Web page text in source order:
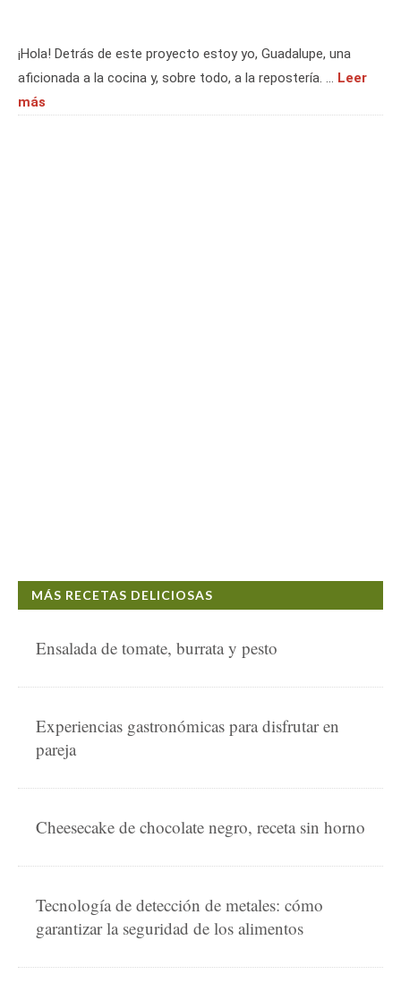
¡Hola! Detrás de este proyecto estoy yo, Guadalupe, una
aficionada a la cocina y, sobre todo, a la repostería. … Leer
más
MÁS RECETAS DELICIOSAS
Ensalada de tomate, burrata y pesto
Experiencias gastronómicas para disfrutar en
pareja
Cheesecake de chocolate negro, receta sin horno
Tecnología de detección de metales: cómo
garantizar la seguridad de los alimentos